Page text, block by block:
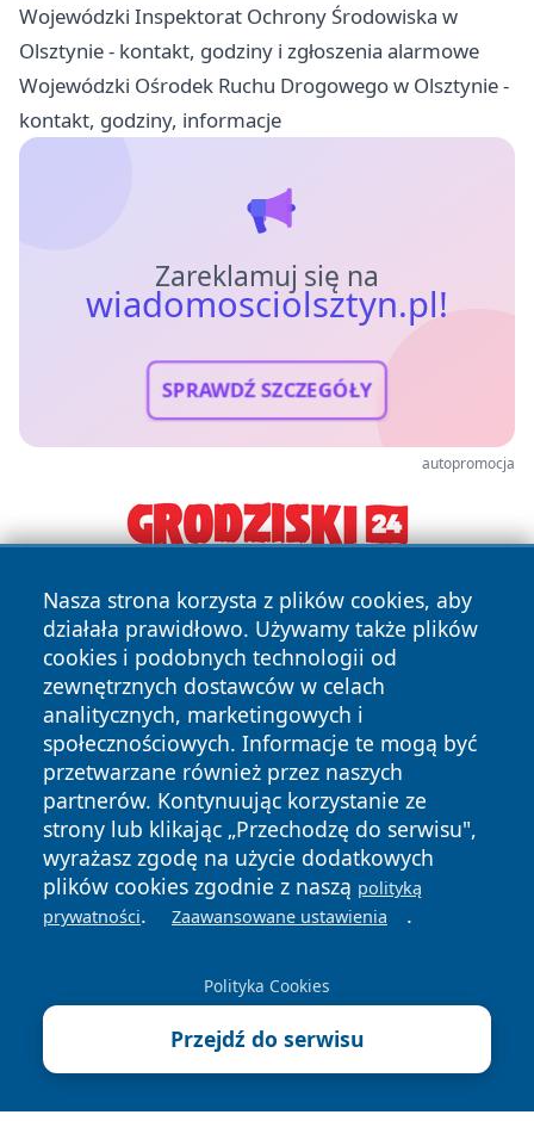
Wojewódzki Inspektorat Ochrony Środowiska w
Olsztynie - kontakt, godziny i zgłoszenia alarmowe
Wojewódzki Ośrodek Ruchu Drogowego w Olsztynie -
kontakt, godziny, informacje
Zareklamuj się na
wiadomosciolsztyn.pl!
SPRAWDŹ SZCZEGÓŁY
autopromocja
Nasza strona korzysta z plików cookies, aby
działała prawidłowo. Używamy także plików
cookies i podobnych technologii od
zewnętrznych dostawców w celach
analitycznych, marketingowych i
społecznościowych. Informacje te mogą być
przetwarzane również przez naszych
partnerów. Kontynuując korzystanie ze
strony lub klikając „Przechodzę do serwisu",
wyrażasz zgodę na użycie dodatkowych
plików cookies zgodnie z naszą polityką
prywatności. Zaawansowane ustawienia .
Polityka Cookies
Przejdź do serwisu
Copyright © 2026 wiadomosciolsztyn.pl Wszystkie prawa
zastrzeżone.
News Autorzy
Polityka
Prywatności
Polityka
Cookies